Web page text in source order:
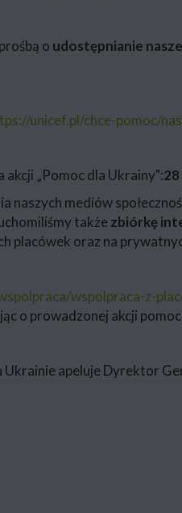
o udostępnianie
unicef.pl/chce-pomoc/
„Pomoc dla Ukrainy":
naszych mediów
takżezbiórkę
placówek oraz na
wspolpraca-z-
o prowadzonej akcji
Ukrainie apeluje Dyrektor